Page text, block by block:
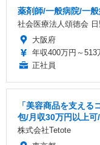
薬剤師/一般病院/一
社会医療法人頌徳会
大阪府
年収400万円～513
正社員
「美容商品を支え
包/月収30万円以上
株式会社Tetote